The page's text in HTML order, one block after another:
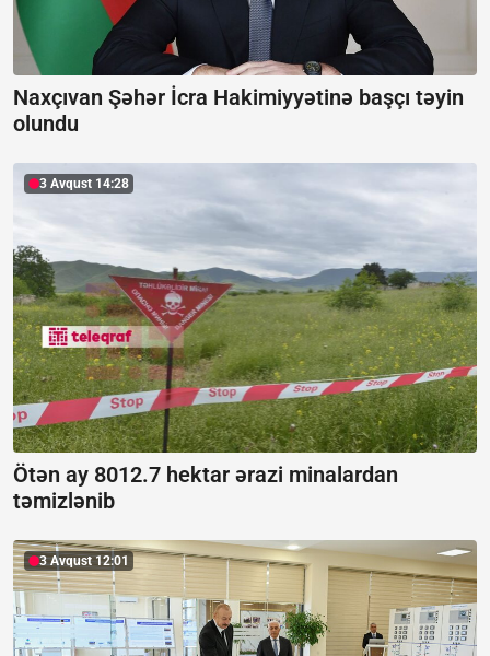
Naxçıvan Şəhər İcra Hakimiyyətinə başçı təyin
olundu
3 Avqust 14:28
Ötən ay 8012.7 hektar ərazi minalardan
təmizlənib
3 Avqust 12:01